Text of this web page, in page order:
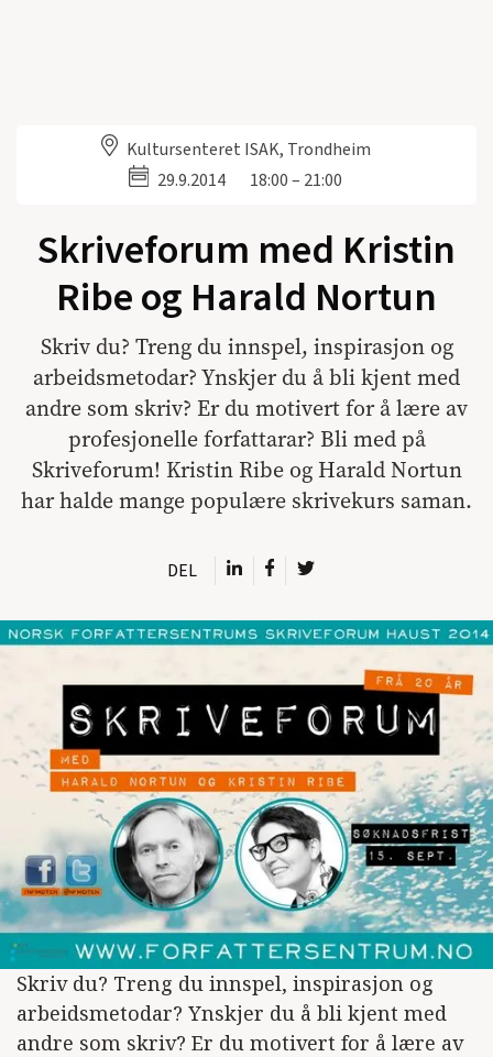
Kultursenteret ISAK, Trondheim
29.9.2014
18:00 – 21:00
Skriveforum med Kristin
Ribe og Harald Nortun
Skriv du? Treng du innspel, inspirasjon og
arbeidsmetodar? Ynskjer du å bli kjent med
andre som skriv? Er du motivert for å lære av
profesjonelle forfattarar? Bli med på
Skriveforum! Kristin Ribe og Harald Nortun
har halde mange populære skrivekurs saman.
DEL
Skriv du? Treng du innspel, inspirasjon og
arbeidsmetodar? Ynskjer du å bli kjent med
andre som skriv? Er du motivert for å lære av